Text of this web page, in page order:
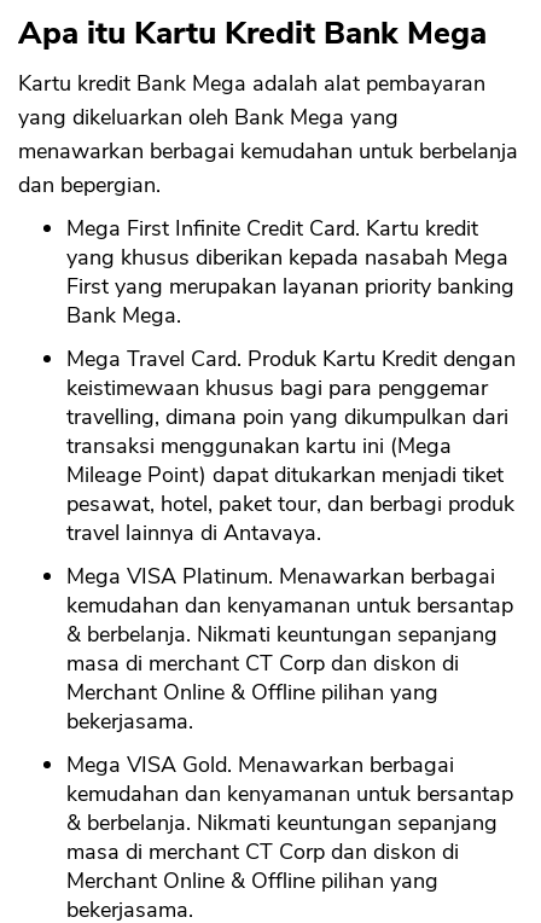
Apa itu Kartu Kredit Bank Mega
Kartu kredit Bank Mega adalah alat pembayaran
yang dikeluarkan oleh Bank Mega yang
menawarkan berbagai kemudahan untuk berbelanja
dan bepergian.
Mega First Infinite Credit Card. Kartu kredit
yang khusus diberikan kepada nasabah Mega
First yang merupakan layanan priority banking
Bank Mega.
Mega Travel Card. Produk Kartu Kredit dengan
keistimewaan khusus bagi para penggemar
travelling, dimana poin yang dikumpulkan dari
transaksi menggunakan kartu ini (Mega
Mileage Point) dapat ditukarkan menjadi tiket
pesawat, hotel, paket tour, dan berbagi produk
travel lainnya di Antavaya.
Mega VISA Platinum. Menawarkan berbagai
kemudahan dan kenyamanan untuk bersantap
& berbelanja. Nikmati keuntungan sepanjang
masa di merchant CT Corp dan diskon di
Merchant Online & Offline pilihan yang
bekerjasama.
Mega VISA Gold. Menawarkan berbagai
kemudahan dan kenyamanan untuk bersantap
& berbelanja. Nikmati keuntungan sepanjang
masa di merchant CT Corp dan diskon di
Merchant Online & Offline pilihan yang
bekerjasama.